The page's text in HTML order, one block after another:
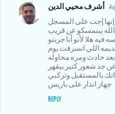
أشرف محيي الدين
إنها إجت على المسجل
بينمسكو عن قريب
هلا لأنو أنا جربتو
اللي انسرقت يوم
حادث ومره محاوله
جد شعور كتير بيقهر
بالمستقبل وتركبي
جهاز انذار على باريس
REPLY